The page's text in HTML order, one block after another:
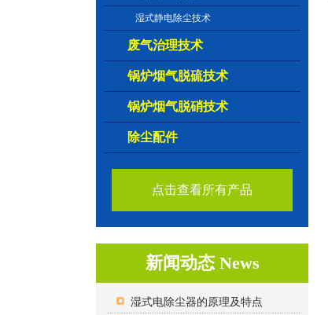
湿式静电除尘技术
废气治理技术
锅炉烟气脱硫技术
锅炉烟气脱硝技术
除尘配件
点击查看所有产品
新闻动态 News
湿式电除尘器的原理及特点